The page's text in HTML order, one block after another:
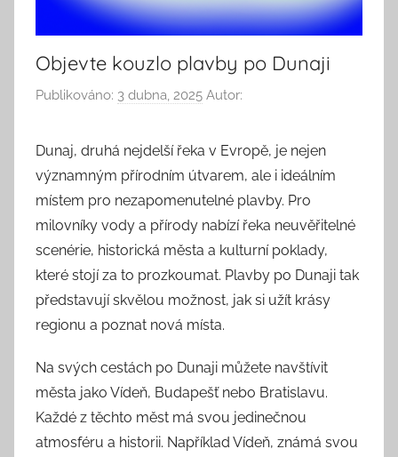
Objevte kouzlo plavby po Dunaji
Publikováno: 3 dubna, 2025 Autor:
Dunaj, druhá nejdelší řeka v Evropě, je nejen
významným přírodním útvarem, ale i ideálním
místem pro nezapomenutelné plavby. Pro
milovníky vody a přírody nabízí řeka neuvěřitelné
scenérie, historická města a kulturní poklady,
které stojí za to prozkoumat. Plavby po Dunaji tak
představují skvělou možnost, jak si užít krásy
regionu a poznat nová místa.
Na svých cestách po Dunaji můžete navštívit
města jako Vídeň, Budapešť nebo Bratislavu.
Každé z těchto měst má svou jedinečnou
atmosféru a historii. Například Vídeň, známá svou